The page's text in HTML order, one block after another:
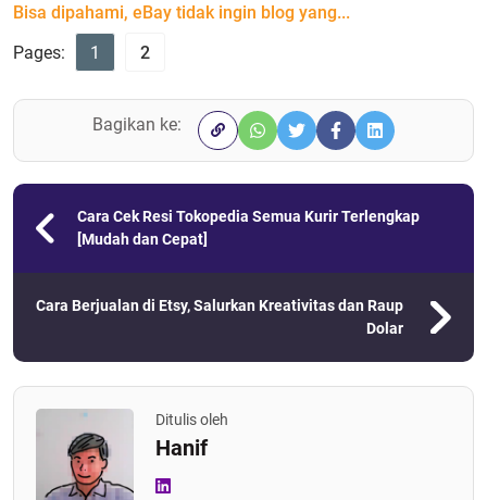
Bisa dipahami, eBay tidak ingin blog yang...
Pages:
1 2
Bagikan ke:
Cara Cek Resi Tokopedia Semua Kurir Terlengkap
[Mudah dan Cepat]
Cara Berjualan di Etsy, Salurkan Kreativitas dan Raup
Dolar
Ditulis oleh
Hanif